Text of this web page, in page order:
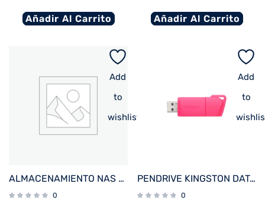
Añadir Al Carrito Añadir Al Carrito
Add
to
wishlist
ALMACENAMIENTO NAS ASUSTOR AS6806T QC 2.3/6BAY/16G/4-GBLAN/4 M.2/2USB4/3USB3.2
0
Add
to
PENDRIVE KINGSTON DATATRAVELER EXODIA M 128GB KC-U2L128-7LN USB-A ROSA
0